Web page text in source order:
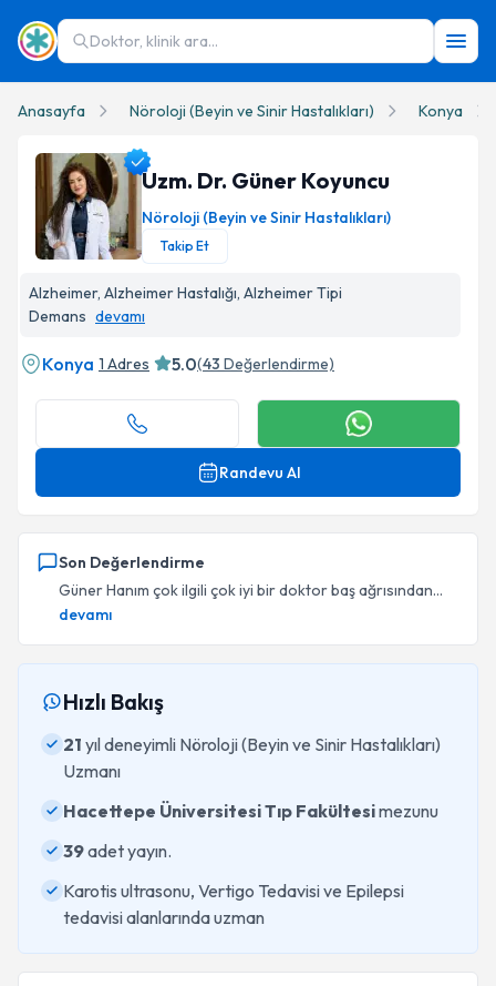
Doktor, klinik ara...
Anasayfa Nöroloji (Beyin ve Sinir Hastalıkları) Konya
Uzm. Dr. Güner Koyuncu
Nöroloji (Beyin ve Sinir Hastalıkları)
Takip Et
Alzheimer, Alzheimer Hastalığı, Alzheimer Tipi
Demans devamı
Konya 1 Adres 5.0(43 Değerlendirme)
Randevu Al
Son Değerlendirme
Güner Hanım çok ilgili çok iyi bir doktor baş ağrısından...
devamı
Hızlı Bakış
21 yıl deneyimli Nöroloji (Beyin ve Sinir Hastalıkları)
Uzmanı
Hacettepe Üniversitesi Tıp Fakültesimezunu
39adet yayın.
Karotis ultrasonu, Vertigo Tedavisi ve Epilepsi
tedavisi alanlarında uzman